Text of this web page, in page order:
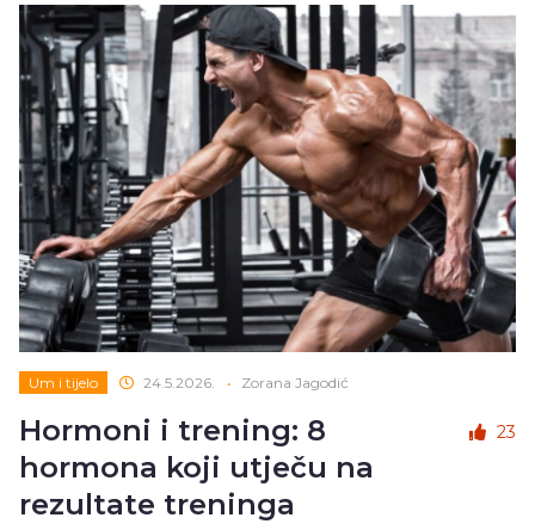
Um i tijelo 24.5.2026. • Zorana Jagodić
Hormoni i trening: 8
hormona koji utječu na
rezultate treninga
23